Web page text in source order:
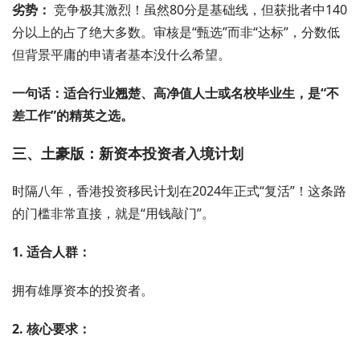
劣势： 竞争极其激烈！虽然80分是基础线，但获批者中140
分以上的占了绝大多数。审核是“甄选”而非“达标”，分数低
但背景平庸的申请者基本没什么希望。
一句话：适合行业翘楚、高净值人士或名校毕业生，是“不
差工作”的精英之选。
三、土豪版：新资本投资者入境计划
时隔八年，香港投资移民计划在2024年正式“复活”！这条路
的门槛非常直接，就是“用钱敲门”。
1. 适合人群：
拥有雄厚资本的投资者。
2. 核心要求：